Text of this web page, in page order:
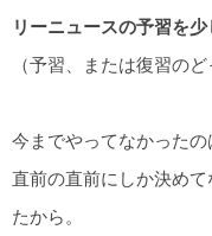
リーニュースの予習を
（予習、または復習のど
今までやってなかった
直前の直前にしか決め
たから。